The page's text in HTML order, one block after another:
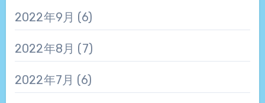
2022年9月 (6)
2022年8月 (7)
2022年7月 (6)